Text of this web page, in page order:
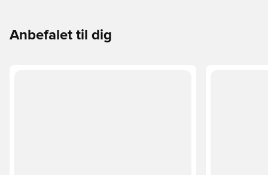
Anbefalet til dig